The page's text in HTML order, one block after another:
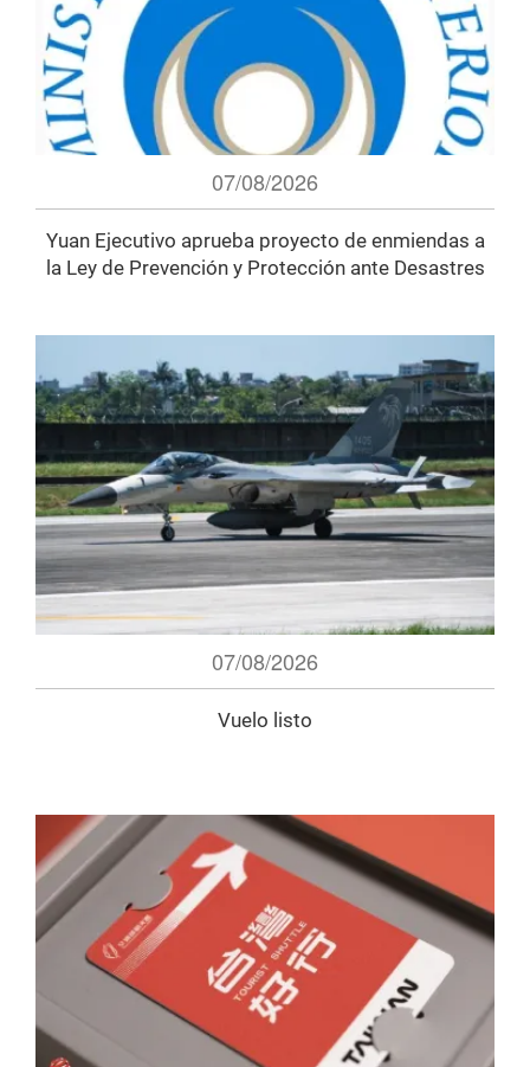
07/08/2026
Yuan Ejecutivo aprueba proyecto de enmiendas a
la Ley de Prevención y Protección ante Desastres
07/08/2026
Vuelo listo